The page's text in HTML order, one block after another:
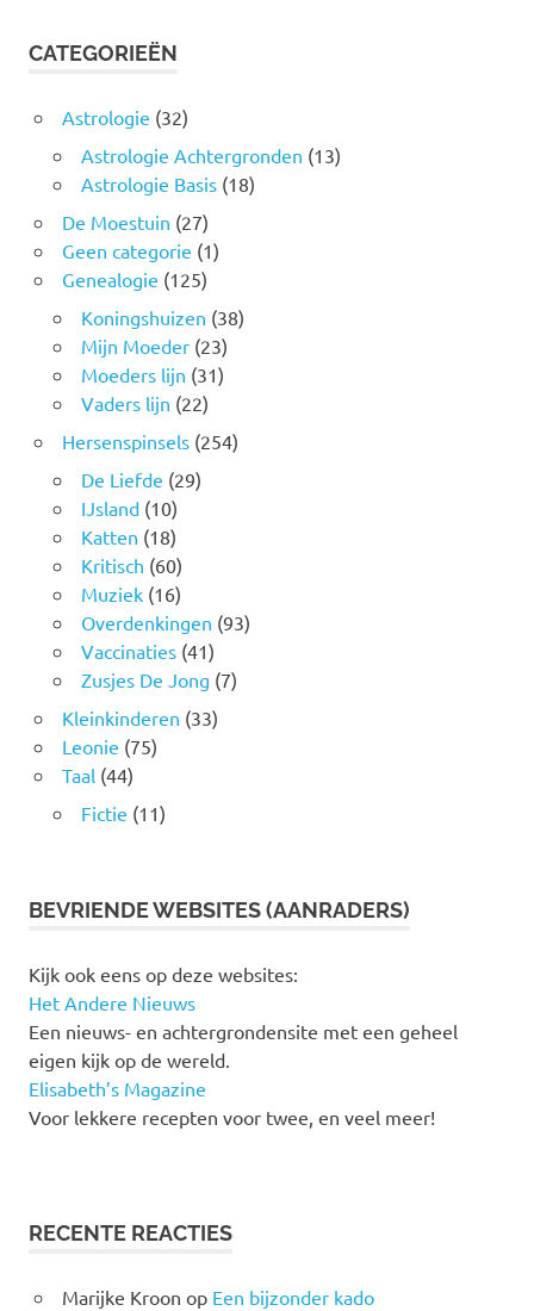
CATEGORIEËN
Astrologie (32)
Astrologie Achtergronden (13)
Astrologie Basis(18)
De Moestuin (27)
Geen categorie (1)
Genealogie (125)
Koningshuizen (38)
Mijn Moeder(23)
Moeders lijn (31)
Vaders lijn (22)
Hersenspinsels(254)
De Liefde (29)
IJsland(10)
Katten (18)
Kritisch (60)
Muziek(16)
Overdenkingen (93)
Vaccinaties(41)
Zusjes De Jong (7)
Kleinkinderen (33)
Leonie (75)
Taal (44)
Fictie (11)
BEVRIENDE WEBSITES (AANRADERS)
Kijk ook eens op deze websites:
Het Andere Nieuws
Een nieuws- en achtergrondensite met een geheel
eigen kijk op de wereld.
Elisabeth’s Magazine
Voor lekkere recepten voor twee, en veel meer!
RECENTE REACTIES
Marijke Kroon op Een bijzonder kado